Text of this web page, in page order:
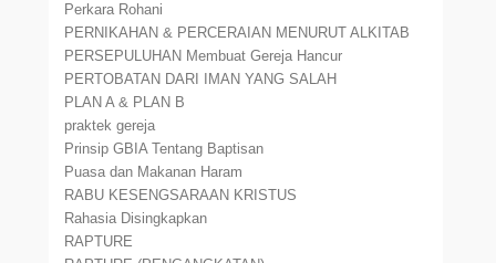
Perkara Rohani
PERNIKAHAN & PERCERAIAN MENURUT ALKITAB
PERSEPULUHAN Membuat Gereja Hancur
PERTOBATAN DARI IMAN YANG SALAH
PLAN A & PLAN B
praktek gereja
Prinsip GBIA Tentang Baptisan
Puasa dan Makanan Haram
RABU KESENGSARAAN KRISTUS
Rahasia Disingkapkan
RAPTURE